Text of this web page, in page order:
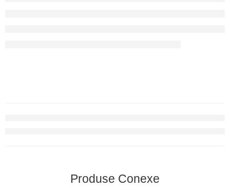
Produse Conexe